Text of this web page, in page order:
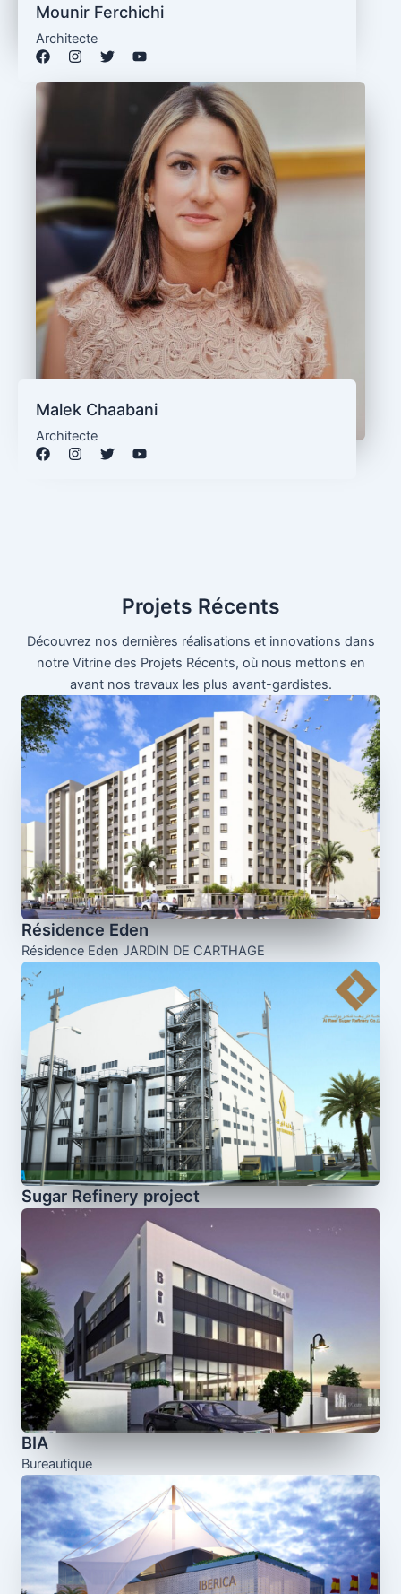
Mounir Ferchichi
Architecte
Malek Chaabani
Architecte
Projets Récents
Découvrez nos dernières réalisations et innovations dans
notre Vitrine des Projets Récents, où nous mettons en
avant nos travaux les plus avant-gardistes.
Résidence Eden
Résidence Eden JARDIN DE CARTHAGE
Sugar Refinery project
BIA
Bureautique